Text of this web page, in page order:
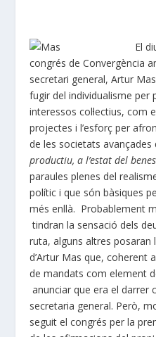
El
congrés de Convergència
secretari general, Artur
fugir del individualisme per
interessos col·lectius, com
projectes i l’esforç per
de les societats avançades
productiu, a l’estat del
paraules plenes del
polític i que són bàsiques
més enllà. Probablement
tindran la sensació dels
ruta, alguns altres posaran
d’Artur Mas que, coherent
de mandats com element
anunciar que era el darrer
secretaria general. Però,
seguit el congrés per la